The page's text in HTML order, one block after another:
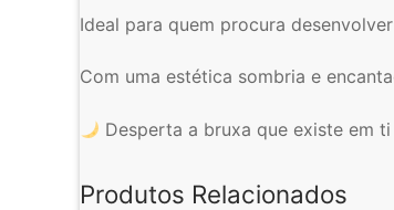
Ideal para quem procura
Com uma estética sombria e
Desperta a bruxa que existe em
Produtos Relacionados